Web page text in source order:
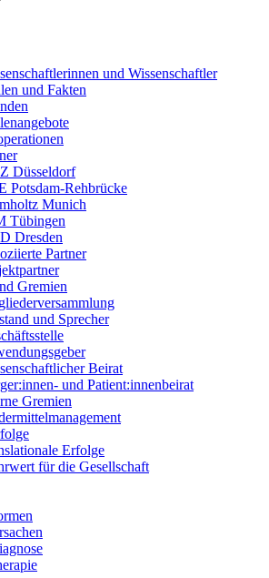
und Wissenschaftler
und Fakten
Düsseldorf
Potsdam-Rehbrücke
Munich
Tübingen
Dresden
Partner
Gremien
und Sprecher
Beirat
und Patient:innenbeirat
Gremien
Erfolge
für die Gesellschaft